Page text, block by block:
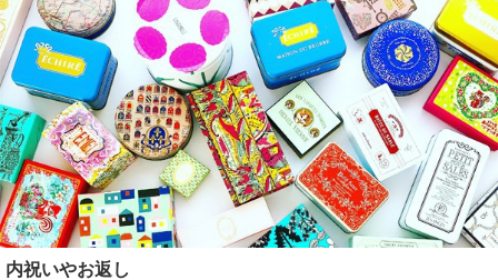
内祝いやお返し